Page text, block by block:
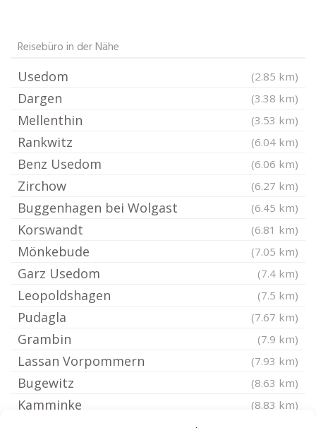
Reisebüro in der Nähe
Usedom (2.85 km)
Dargen (3.38 km)
Mellenthin (3.53 km)
Rankwitz (6.04 km)
Benz Usedom (6.06 km)
Zirchow (6.27 km)
Buggenhagen bei Wolgast (6.45 km)
Korswandt (6.81 km)
Mönkebude (7.05 km)
Garz Usedom (7.4 km)
Leopoldshagen (7.5 km)
Pudagla (7.67 km)
Grambin (7.9 km)
Lassan Vorpommern (7.93 km)
Bugewitz (8.63 km)
Kamminke (8.83 km)